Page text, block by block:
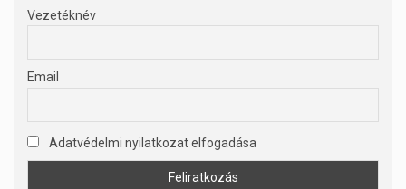
Vezetéknév
Email
Adatvédelmi nyilatkozat elfogadása